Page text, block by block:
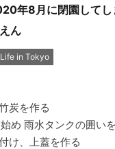
年8月に閉園してし
ん
in Tokyo
炭を作る
め 雨水タンクの囲い
け、上蓋を作る